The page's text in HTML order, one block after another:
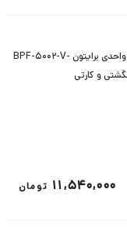
پنل زنگ دو واحدی برایتون BPF-5002-V-
11,540,000 تومان